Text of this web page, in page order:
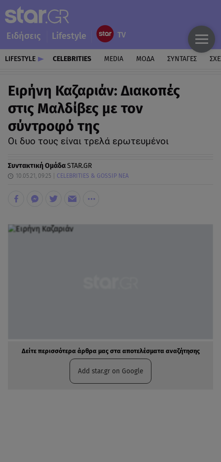
Ειδήσεις Lifestyle
LIFESTYLE CELEBRITIES MEDIA ΜΟΔΑ ΣΥΝΤΑΓΕΣ
Ειρήνη Καζαριάν: Διακοπές
στις Μαλδίβες με τον
σύντροφό της
Οι δυο τους είναι τρελά ερωτευμένοι
Συντακτική ΟμάδαSTAR.GR
10.05.21, 09:25 CELEBRITIES & GOSSIP ΝΕΑ
Δείτε περισσότερα άρθρα μας στα αποτελέσματα αναζήτησης
Add star.gr on Google